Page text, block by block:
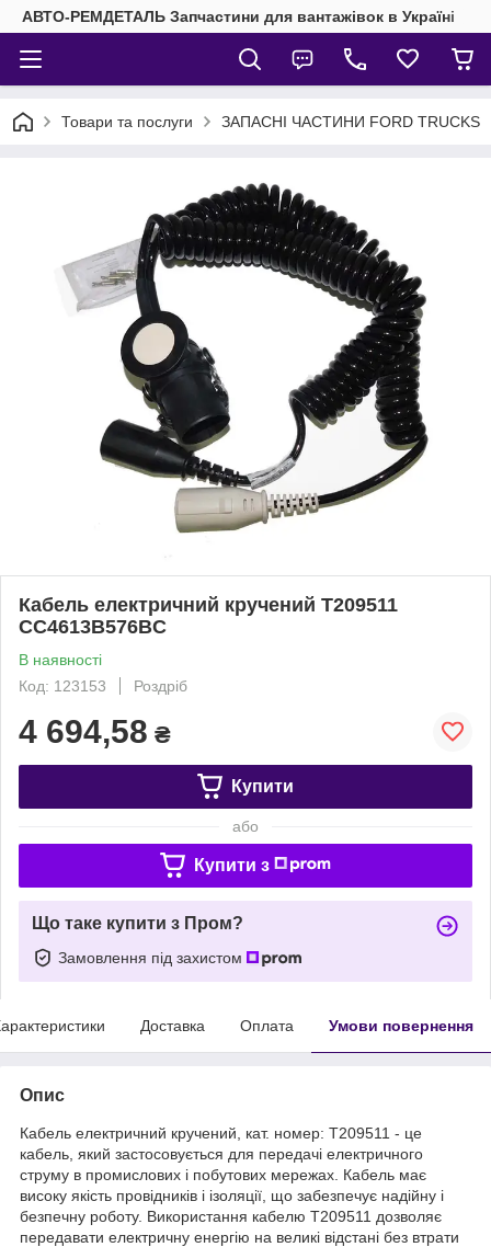
АВТО-РЕМДЕТАЛЬ Запчастини для вантажівок в Україні
Товари та послуги ЗАПАСНІ ЧАСТИНИ FORD TRUCKS
Кабель електричний кручений T209511
CC4613B576BC
В наявності
Код: 123153
Роздріб
4 694,58 ₴
Купити
або
Купити з
Що таке купити з Пром?
Замовлення під захистом
Доставка Оплата Умови повернення
Опис
Кабель електричний кручений, кат. номер: T209511 - це
кабель, який застосовується для передачі електричного
струму в промислових і побутових мережах. Кабель має
високу якість провідників і ізоляції, що забезпечує надійну і
безпечну роботу. Використання кабелю T209511 дозволяє
передавати електричну енергію на великі відстані без втрати